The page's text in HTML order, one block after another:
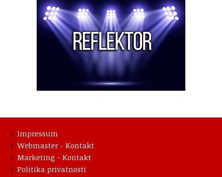
Impressum
Webmaster - Kontakt
Marketing - Kontakt
Politika privatnosti